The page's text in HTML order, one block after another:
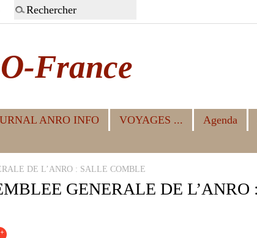
France
ANRO INFO VOYAGES ... Agenda
DE L’ANRO : SALLE COMBLE
GENERALE DE